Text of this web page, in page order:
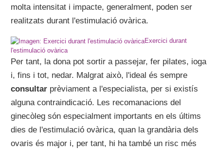
molta intensitat i impacte, generalment, poden ser
realitzats durant l'estimulació ovàrica.
Exercici durant
l'estimulació ovàrica
Per tant, la dona pot sortir a passejar, fer pilates, ioga
i, fins i tot, nedar. Malgrat això, l'ideal és sempre
consultar prèviament a l'especialista, per si existís
alguna contraindicació. Les recomanacions del
ginecòleg són especialment importants en els últims
dies de l'estimulació ovàrica, quan la grandària dels
ovaris és major i, per tant, hi ha també un risc més